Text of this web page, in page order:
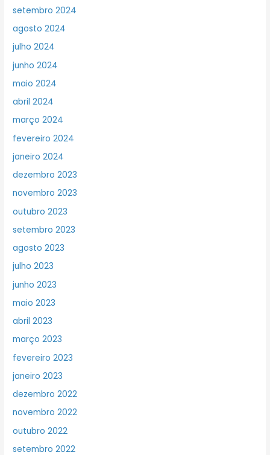
setembro 2024
agosto 2024
julho 2024
junho 2024
maio 2024
abril 2024
março 2024
fevereiro 2024
janeiro 2024
dezembro 2023
novembro 2023
outubro 2023
setembro 2023
agosto 2023
julho 2023
junho 2023
maio 2023
abril 2023
março 2023
fevereiro 2023
janeiro 2023
dezembro 2022
novembro 2022
outubro 2022
setembro 2022